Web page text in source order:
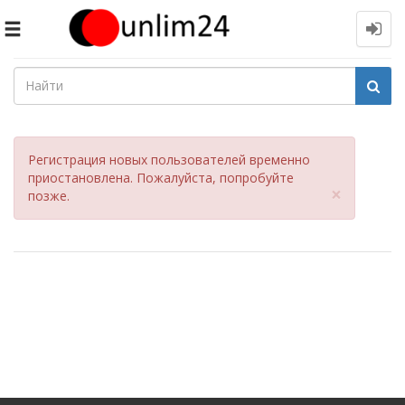
Toggle
navigation
Регистрация новых пользователей временно
приостановлена. Пожалуйста, попробуйте
позже.
×